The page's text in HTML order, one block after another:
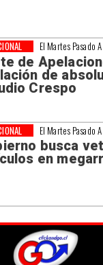
El Martes Pasado
de
de
Crespo
El Martes Pasado
busca
en